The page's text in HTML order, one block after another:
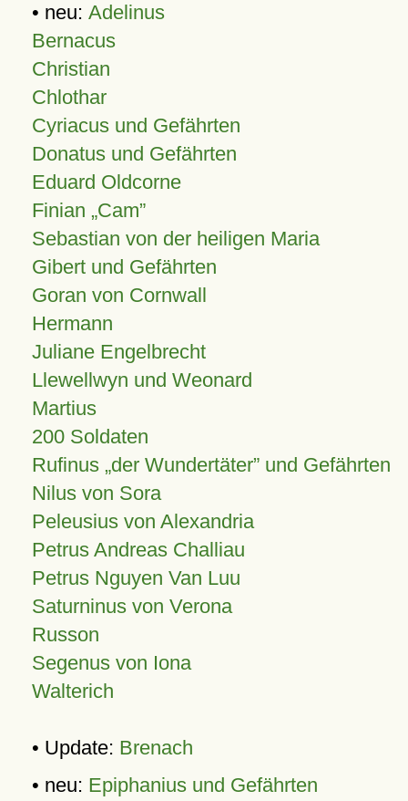
• neu: Adelinus
Bernacus
Christian
Chlothar
Cyriacus und Gefährten
Donatus und Gefährten
Eduard Oldcorne
Finian Cam
Sebastian von der heiligen Maria
Gibert und Gefährten
Goran von Cornwall
Hermann
Juliane Engelbrecht
Llewellwyn und Weonard
Martius
200 Soldaten
Rufinus „der Wundertäter” und Gefährten
Nilus von Sora
Peleusius von Alexandria
Petrus Andreas Challiau
Petrus Nguyen Van Luu
Saturninus von Verona
Russon
Segenus von Iona
Walterich
• Update: Brenach
• neu: Epiphanius und Gefährten